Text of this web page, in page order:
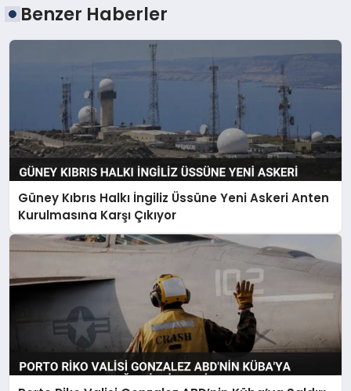
Benzer Haberler
Güney Kıbrıs Halkı İngiliz Üssüne Yeni Askeri Anten
Kurulmasına Karşı Çıkıyor